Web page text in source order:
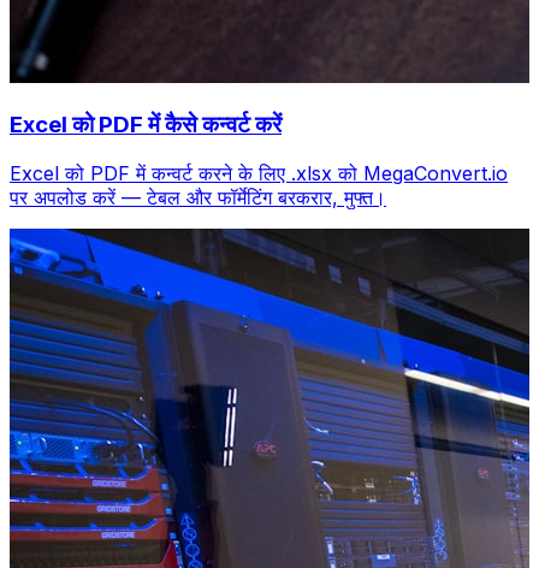
Excel को PDF में कैसे कन्वर्ट करें
Excel को PDF में कन्वर्ट करने के लिए .xlsx को MegaConvert.io
पर अपलोड करें — टेबल और फॉर्मेटिंग बरकरार, मुफ्त।